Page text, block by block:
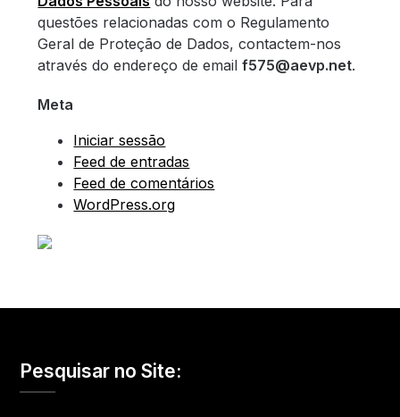
questões relacionadas com o Regulamento
Geral de Proteção de Dados, contactem-nos
através do endereço de emailf575@aevp.net.
Meta
Iniciar sessão
Feed de entradas
Feed de comentários
WordPress.org
Pesquisar no Site: